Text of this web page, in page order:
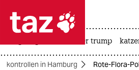
 taz zahl ich
taz zahl ich
usa unter trump
in Hamburg Rote-Flora-